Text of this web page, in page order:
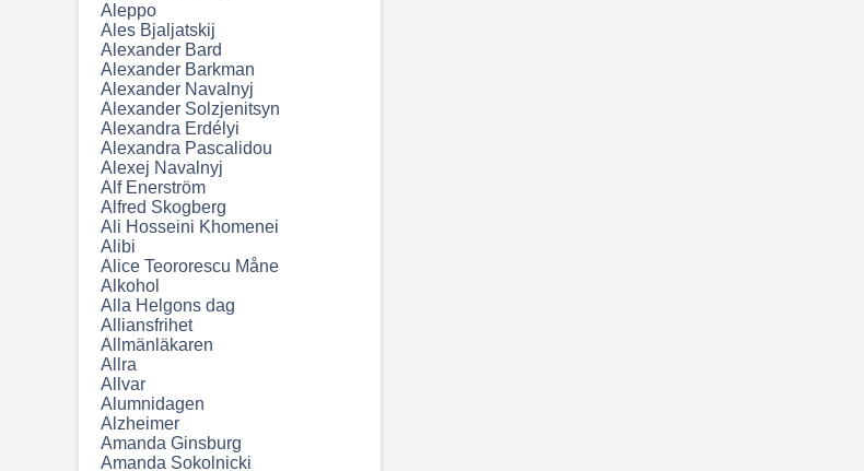
Aleppo
Ales Bjaljatskij
Alexander Bard
Alexander Barkman
Alexander Navalnyj
Alexander Solzjenitsyn
Alexandra Erdélyi
Alexandra Pascalidou
Alexej Navalnyj
Alf Enerström
Alfred Skogberg
Ali Hosseini Khomenei
Alibi
Alice Teororescu Måne
Alkohol
Alla Helgons dag
Alliansfrihet
Allmänläkaren
Allra
Allvar
Alumnidagen
Alzheimer
Amanda Ginsburg
Amanda Sokolnicki